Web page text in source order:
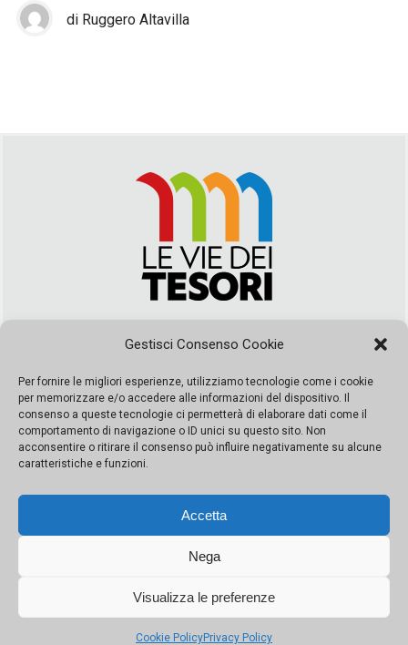
Gestisci Consenso Cookie
Per fornire le migliori esperienze, utilizziamo tecnologie come i cookie
per memorizzare e/o accedere alle informazioni del dispositivo. Il
consenso a queste tecnologie ci permetterà di elaborare dati come il
comportamento di navigazione o ID unici su questo sito. Non
acconsentire o ritirare il consenso può influire negativamente su alcune
caratteristiche e funzioni.
Accetta
Nega
Visualizza le preferenze
Cookie PolicyPrivacy Policy
di Ruggero Altavilla
segreteria@leviedeitesori.it
Direttore ResponsabileMarcello Barbaro– Aut. del tribunale di
Palermo n. 19 del 2017 iscrizione al roc numero 37003 Editore
Porta Felice Srl. Sede legale: Via Libertà 93 – 90143 Palermo
Società iscritta alla Camera di Commercio di Palermo Ufficio
065228208251 Capitale 10000 euro IV
© Copyright Porta Felice | Le Vie dei Tesori. Tutti i diritti riservati |Privacy Policy
Made by:Kappaelle Comunicazione